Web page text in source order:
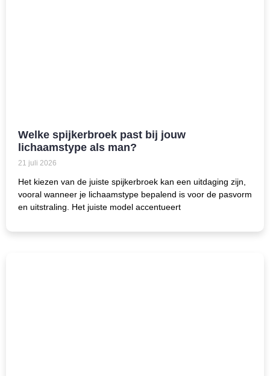
Welke spijkerbroek past bij jouw
lichaamstype als man?
21 juli 2026
Het kiezen van de juiste spijkerbroek kan een uitdaging zijn,
vooral wanneer je lichaamstype bepalend is voor de pasvorm
en uitstraling. Het juiste model accentueert